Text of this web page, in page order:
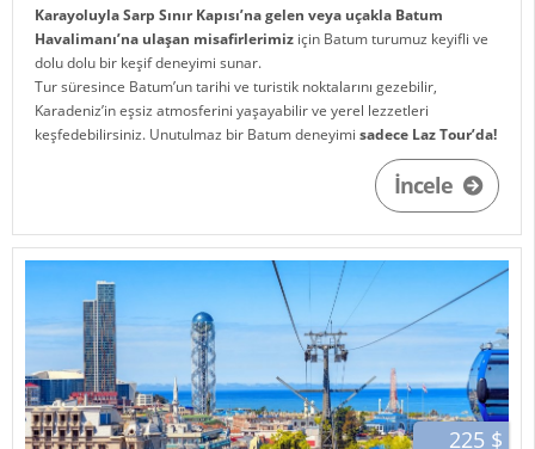
Karayoluyla Sarp Sınır Kapısı’na gelen veya uçakla Batum
Havalimanı’na ulaşan misafirlerimiz için Batum turumuz keyifli ve
dolu dolu bir keşif deneyimi sunar.
Tur süresince Batum’un tarihi ve turistik noktalarını gezebilir,
Karadeniz’in eşsiz atmosferini yaşayabilir ve yerel lezzetleri
keşfedebilirsiniz. Unutulmaz bir Batum deneyimisadece Laz Tour’da!
İncele
225 $